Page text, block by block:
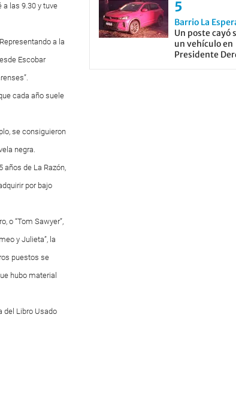
a las 9.30 y tuve
a la
Escobar
cada año suele
se consiguieron
negra.
años de La Razón,
por bajo
o “Tom Sawyer”,
y Julieta”, la
puestos se
hubo material
del Libro Usado
Barrio La
Un poste cayó
un vehículo en
Presidente